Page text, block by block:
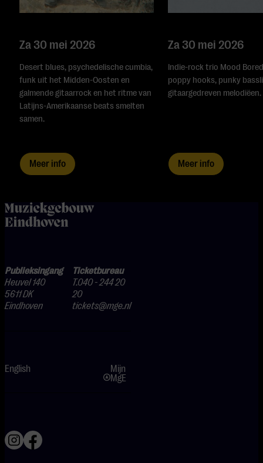
Za 30 mei 2026
Desert blues, psychedelische cumbia,
funk uit het Midden-Oosten en
galmende gitaarrock en het ritme van
Latijns-Amerikaanse beats smelten
samen.
Meer info
Za 30 mei 2026
Indie-rock trio Mood
poppy hooks, punky
gitaargedreven melodiëen.
Meer info
home
Publieksingang
Heuvel 140
5611 DK
Eindhoven
Ticketbureau
T.040 - 244 20
20
tickets@mge.nl
English
Mijn
MgE